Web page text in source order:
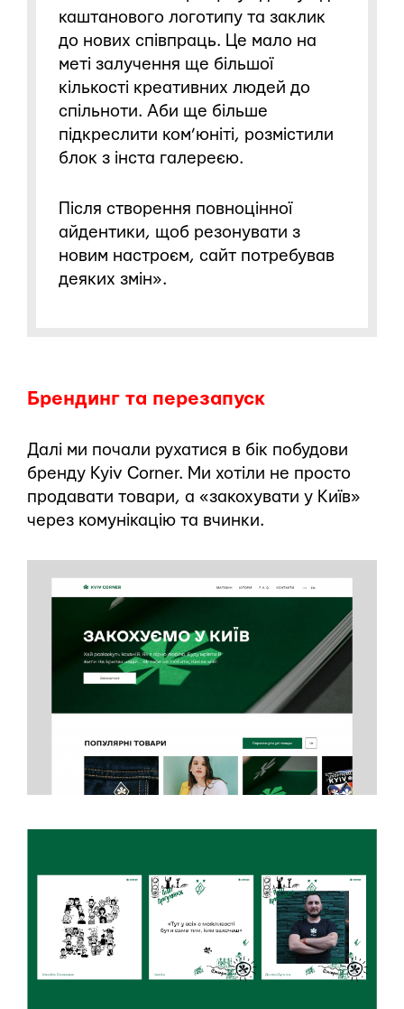
каштанового логотипу та заклик
до нових співпраць. Це мало на
меті залучення ще більшої
кількості креативних людей до
спільноти. Аби ще більше
підкреслити ком’юніті, розмістили
блок з інста галереєю.
Після створення повноцінної
айдентики, щоб резонувати з
новим настроєм, сайт потребував
деяких змін».
Брендинг та перезапуск
Далі ми почали рухатися в бік побудови
бренду Kyiv Corner. Ми хотіли не просто
продавати товари, а «закохувати у Київ»
через комунікацію та вчинки.